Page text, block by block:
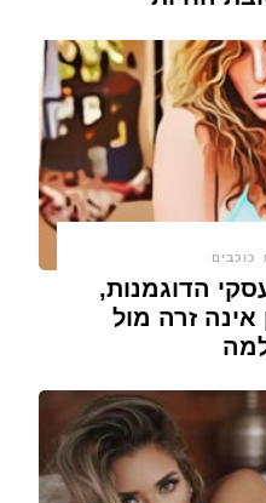
כוכבים
הדוגמנות,
אינה זרה מול